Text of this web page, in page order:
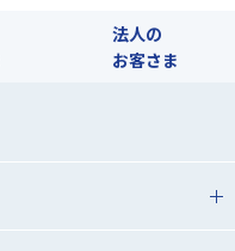
法人の
お客さま